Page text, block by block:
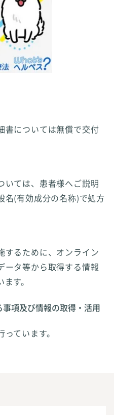
書については無償で交付
いては、患者様へご説明
名(有効成分の名称)で処方
するために、オンライン
ータ等から取得する情報
す。
項及び情報の取得・活用
ています。